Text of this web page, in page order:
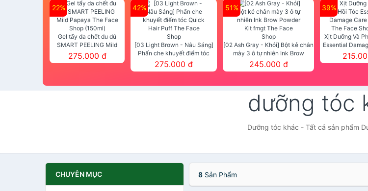
22%
Gel tẩy da chết đu đủ
SMART PEELING Mild
Papaya The Face Shop
(150ml)
275.000 đ
42%
[03 Light Brown - Nâu Sáng]
Phấn che khuyết điểm tóc
Quick Hair Puff The Face Shop
275.000 đ
51%
[02 Ash Gray - Khói] Bột kẻ chân
mày 3 ô tự nhiên Ink Brow
Powder Kit fmgt The Face Shop
245.000 đ
39%
Xịt Dưỡng Và
Essential
Mist The Face
dưỡng tóc
Dưỡng tóc khác - Tất cả sản phẩm
CHUYÊN MỤC 8Sản Phẩm